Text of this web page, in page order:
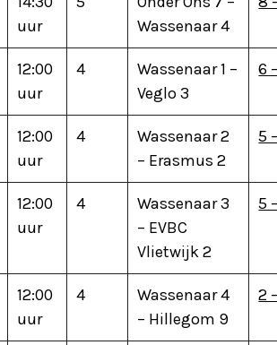
uur
Wassenaar 4
12:00
uur
4
Wassenaar 1 –
Veglo 3
6
12:00
uur
4
Wassenaar 2
– Erasmus 2
5
12:00
uur
4
Wassenaar 3
– EVBC
Vlietwijk 2
5
12:00
uur
4
Wassenaar 4
– Hillegom 9
2